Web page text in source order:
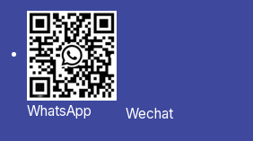
WhatsApp Wechat